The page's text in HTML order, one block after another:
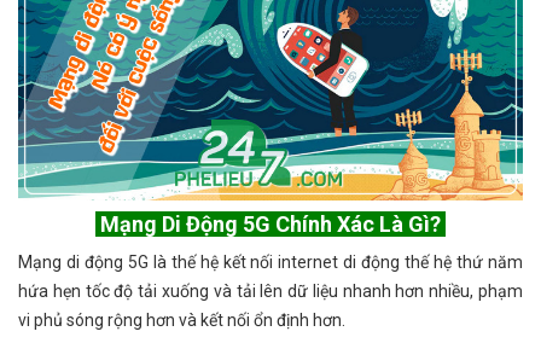
Mạng Di Động 5G Chính Xác Là Gì?
Mạng di động 5G là thế hệ kết nối internet di động thế hệ thứ năm
hứa hẹn tốc độ tải xuống và tải lên dữ liệu nhanh hơn nhiều, phạm
vi phủ sóng rộng hơn và kết nối ổn định hơn.